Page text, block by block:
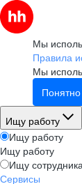
Мы
Правила
Мы
Понятно
Ищу работу
Ищу работу
Ищу работу
Ищу
Сервисы